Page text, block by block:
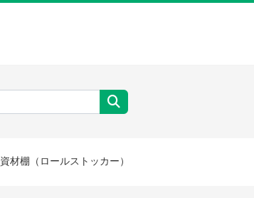
資材棚（ロールストッカー）